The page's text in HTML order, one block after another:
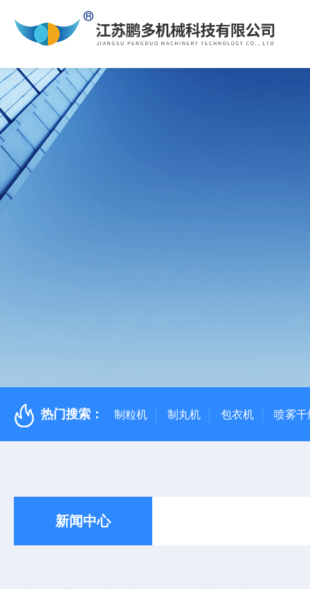
热门搜索： 制粒机 制丸机 包衣机 喷雾干
新闻中心